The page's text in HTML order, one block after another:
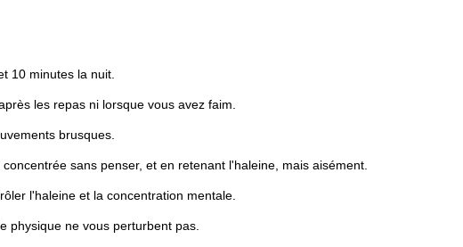
10 minutes la nuit.
les repas ni lorsque vous avez faim.
brusques.
sans penser, et en retenant l'haleine, mais aisément.
l'haleine et la concentration mentale.
physique ne vous perturbent pas.